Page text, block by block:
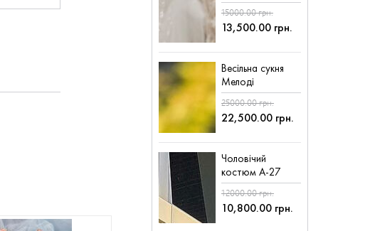
15000.00 грн.
13,500.00 грн.
Весільна сукня
Мелоді
25000.00 грн.
22,500.00 грн.
Чоловічий
костюм А-27
12000.00 грн.
10,800.00 грн.